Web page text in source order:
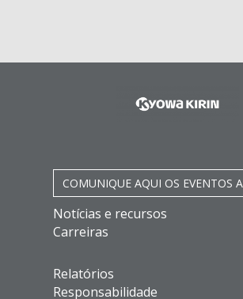
COMUNIQUE AQUI OS EVENTOS
Notícias e recursos
Carreiras
Relatórios
Responsabilidade